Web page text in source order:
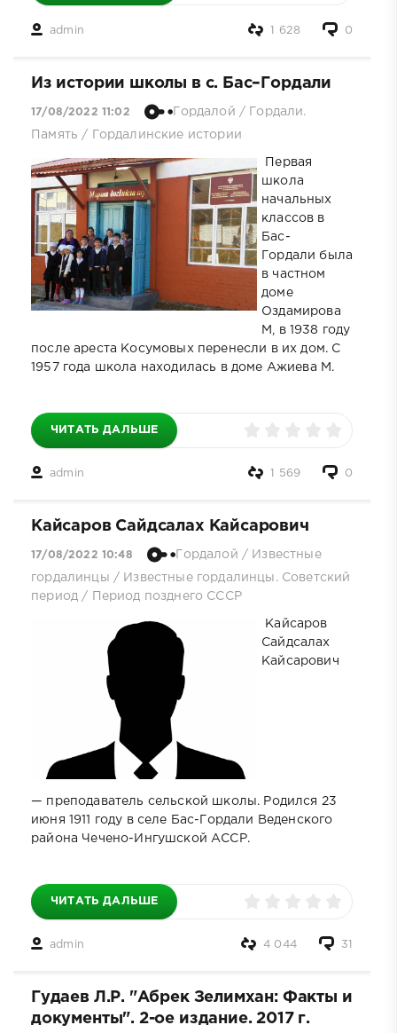
admin 0
1 628
Из истории школы в с. Бас–Гордали
17/08/2022 11:02 Гордалой / Гордали.
Память / Гордалинские истории
Первая
школа
начальных
классов в
Бас-
Гордали была
в частном
доме
Оздамирова
М, в 1938 году
после ареста Косумовых перенесли в их дом. С
1957 года школа находилась в доме Ажиева М.
ЧИТАТЬ ДАЛЬШЕ
admin 0
1 569
Кайсаров Сайдсалах Кайсарович
17/08/2022 10:48 Гордалой / Известные
гордалинцы / Известные гордалинцы. Советский
период / Период позднего СССР
Кайсаров
Сайдсалах
Кайсарович
— преподаватель сельской школы. Родился 23
июня 1911 году в селе Бас-Гордали Веденского
района Чечено-Ингушской АССР.
ЧИТАТЬ ДАЛЬШЕ
admin 31
4 044
Гудаев Л.Р. "Абрек Зелимхан: Факты и
документы". 2-ое издание. 2017 г.